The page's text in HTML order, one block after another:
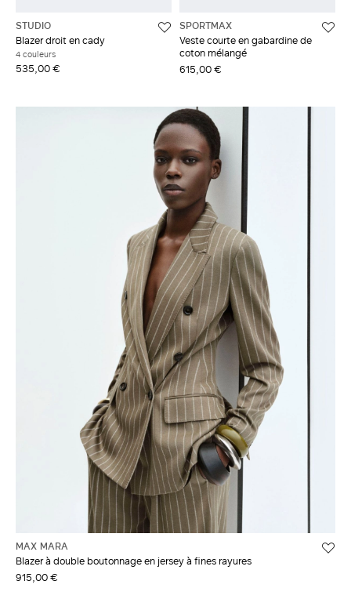
STUDIO
Blazer droit en cady
4 couleurs
535,00 €
SPORTMAX
Veste courte en gabardine de
coton mélangé
615,00 €
MAX MARA
Blazer à double boutonnage en jersey à fines rayures
915,00 €